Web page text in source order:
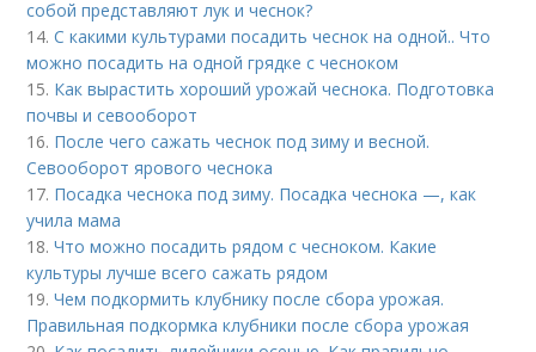
собой представляют лук и чеснок?
14.С какими культурами посадить чеснок на одной.. Что
можно посадить на одной грядке с чесноком
15. Как вырастить хороший урожай чеснока. Подготовка
почвы и севооборот
16. После чего сажать чеснок под зиму и весной.
Севооборот ярового чеснока
17. Посадка чеснока под зиму. Посадка чеснока —, как
учила мама
18.Что можно посадить рядом с чесноком. Какие
культуры лучше всего сажать рядом
19.Чем подкормить клубнику после сбора урожая.
Правильная подкормка клубники после сбора урожая